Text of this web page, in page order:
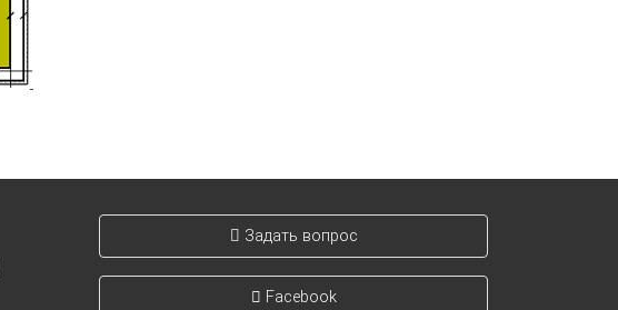
Задать вопрос
Facebook